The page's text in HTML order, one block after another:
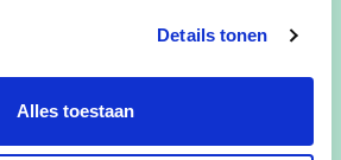
Details tonen
Alles toestaan
deze beslissing hebben
voor onze inwoners,
onze allerjongsten, is en